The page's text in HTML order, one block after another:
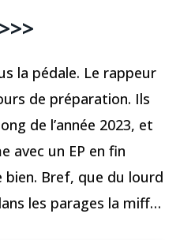
la pédale. Le rappeur
de préparation. Ils
de l’année 2023, et
avec un EP en fin
bien. Bref, que du lourd
les parages la miff…